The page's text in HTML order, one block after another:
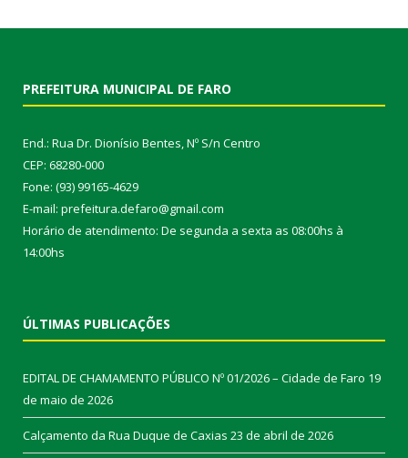
PREFEITURA MUNICIPAL DE FARO
End.: Rua Dr. Dionísio Bentes, Nº S/n Centro
CEP: 68280-000
Fone: (93) 99165-4629
E-mail: prefeitura.defaro@gmail.com
Horário de atendimento: De segunda a sexta as 08:00hs à
14:00hs
ÚLTIMAS PUBLICAÇÕES
EDITAL DE CHAMAMENTO PÚBLICO Nº 01/2026 – Cidade de Faro 19
de maio de 2026
Calçamento da Rua Duque de Caxias 23 de abril de 2026